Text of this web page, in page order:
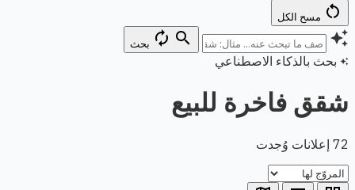
restart_alt
auto_awesome
search
autorenew بحث
auto_awesome بحث بالذكاء الاصطناعي
شقق فاخرة للبيع
72 إعلانات وُجدت